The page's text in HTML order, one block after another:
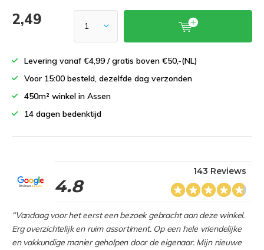
2,49
Levering vanaf €4,99 / gratis boven €50,-(NL)
Voor 15:00 besteld, dezelfde dag verzonden
450m² winkel in Assen
14 dagen bedenktijd
4.8
143 Reviews
“Vandaag voor het eerst een bezoek gebracht aan deze winkel.
Erg overzichtelijk en ruim assortiment. Op een hele vriendelijke
en vakkundige manier geholpen door de eigenaar. Mijn nieuwe